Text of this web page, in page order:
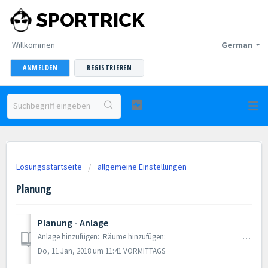
SPORTRICK
German
Willkommen
ANMELDEN REGISTRIEREN
Lösungsstartseite allgemeine Einstellungen
Planung
Planung - Anlage
Anlage hinzufügen: Räume hinzufügen: ...
Do, 11 Jan, 2018 um 11:41 VORMITTAGS